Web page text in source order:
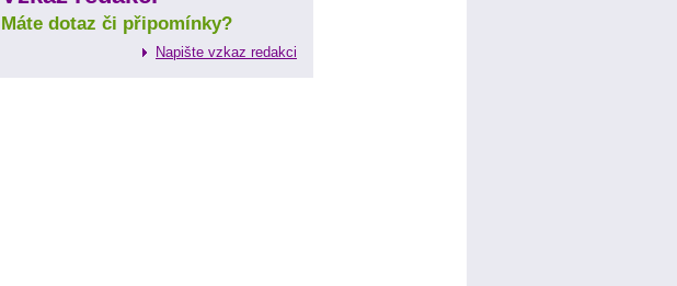
Máte dotaz či připomínky?
Napište vzkaz redakci